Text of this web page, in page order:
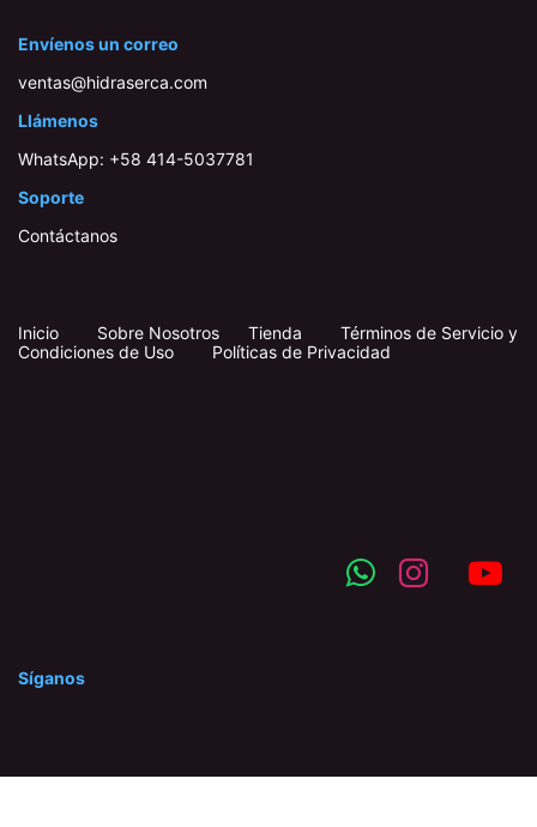
Envíenos un correo
ventas@hidraserca.com
Llámenos
WhatsApp: +58 414-503778​1
Soporte
Contáctanos
Inicio Sobre Nosotros Tienda
Términos de Servicio y
Condiciones de Uso
Políticas de Privacidad
Síganos